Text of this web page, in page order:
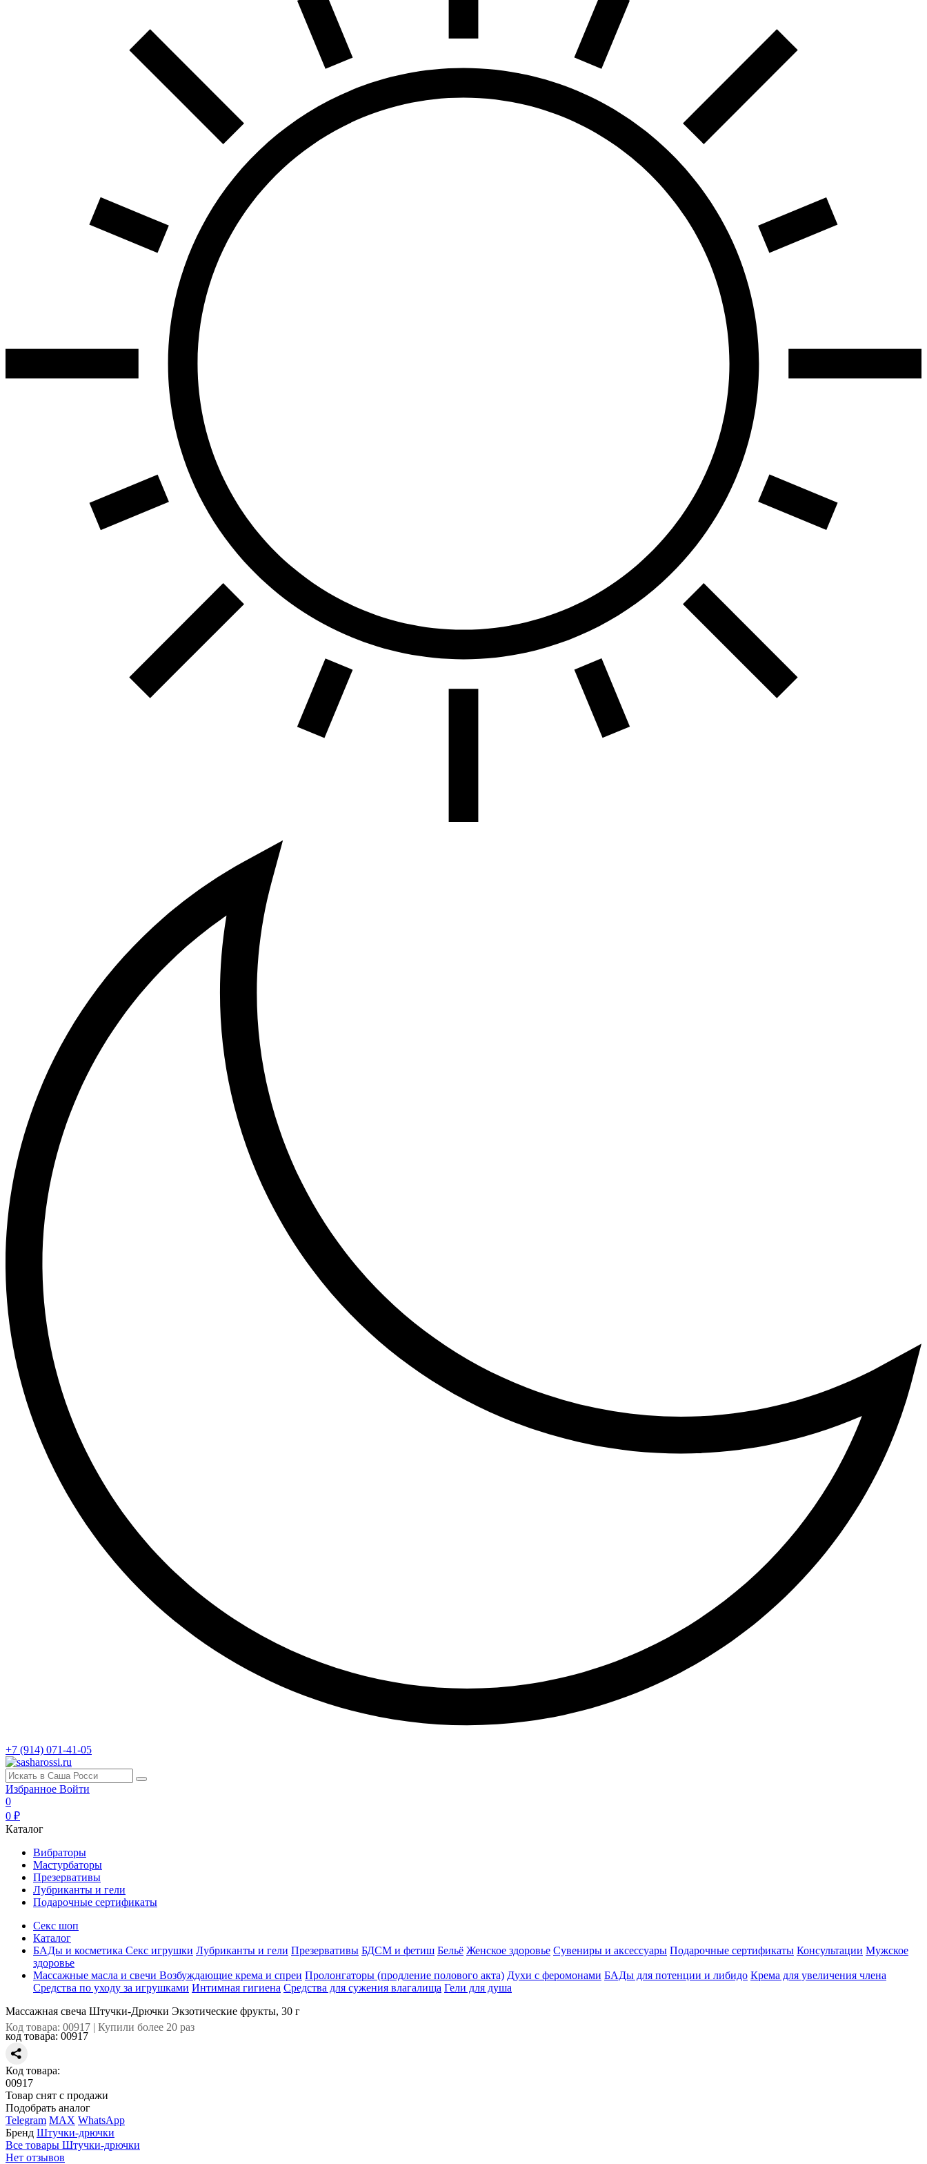
+7 (914) 071-41-05
Избранное Войти
0
0 ₽
Каталог
Вибраторы
Мастурбаторы
Презервативы
Лубриканты и гели
Подарочные сертификаты
Секс шоп
Каталог
БАДы и косметика Секс игрушки Лубриканты и гели Презервативы БДСМ и фетиш Бельё Женское здоровье Сувениры и аксессуары Подарочные сертификаты Консультации Мужское
здоровье
Массажные масла и свечи Возбуждающие крема и спреи Пролонгаторы (продление полового акта) Духи с феромонами БАДы для потенции и либидо Крема для увеличения члена
Средства по уходу за игрушками Интимная гигиена Средства для сужения влагалища Гели для душа
Массажная свеча Штучки-Дрючки Экзотические фрукты, 30 г
Код товара: 00917 | Купили более 20 раз
код товара: 00917
Код товара:
00917
Товар снят с продажи
Подобрать аналог
Telegram MAX WhatsApp
Бренд Штучки-дрючки
Все товары Штучки-дрючки
Нет отзывов